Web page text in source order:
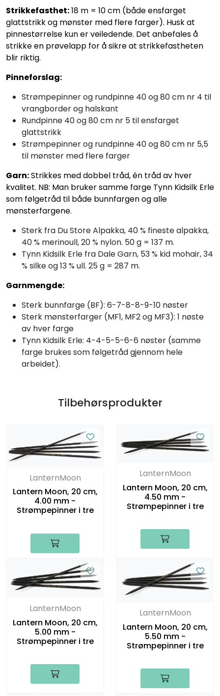
Strikkefasthet:18 m = 10 cm (både ensfarget
glattstrikk og mønster med flere farger). Husk at
pinnestørrelse kun er veiledende. Det anbefales å
strikke en prøvelapp for å sikre at strikkefastheten
blir riktig.
Pinneforslag:
Strømpepinner og rundpinne 40 og 80 cm nr 4 til
vrangborder og halskant
Rundpinne 40 og 80 cm nr 5 til ensfarget
glattstrikk
Strømpepinner og rundpinne 40 og 80 cm nr 5,5
til mønster med flere farger
Garn:Strikkes med dobbel tråd, én tråd av hver
kvalitet. NB: Man bruker samme farge Tynn Kidsilk Erle
som følgetråd til både bunnfargen og alle
mønsterfargene.
Sterk fra Du Store Alpakka, 40 % fineste alpakka,
40 % merinoull, 20 % nylon. 50 g = 137 m.
Tynn Kidsilk Erle fra Dale Garn, 53 % kid mohair, 34
% silke og 13 % ull. 25 g = 287 m.
Garnmengde:
Sterk bunnfarge (BF): 6-7-8-8-9-10 nøster
Sterk mønsterfarger (MF1, MF2 og MF3): 1 nøste
av hver farge
Tynn Kidsilk Erle: 4-4-5-5-6-6 nøster (samme
farge brukes som følgetråd gjennom hele
arbeidet).
Tilbehørsprodukter
LanternMoon
Lantern Moon, 20 cm,
4.00 mm -
Strømpepinner i tre
LanternMoon
Lantern Moon, 20 cm,
4.50 mm -
Strømpepinner i tre
LanternMoon
Lantern Moon, 20 cm,
5.00 mm -
Strømpepinner i tre
LanternMoon
Lantern Moon, 20 cm,
5.50 mm -
Strømpepinner i tre